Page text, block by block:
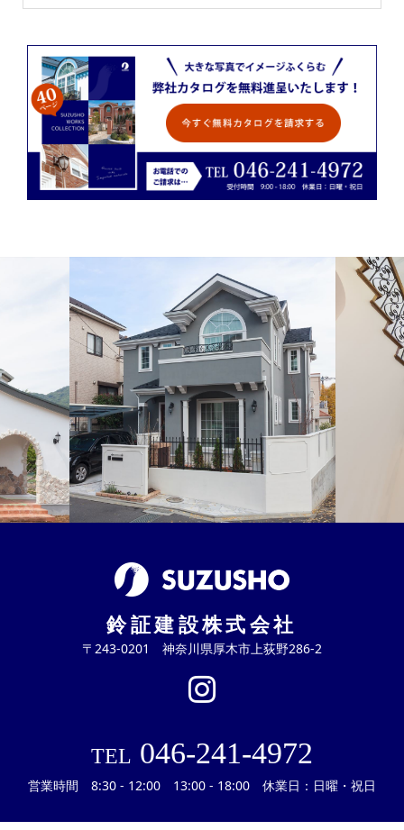
鈴証建設株式会社
〒243-0201 神奈川県厚木市上荻野286-2
TEL 046-241-4972
営業時間 8:30 - 12:00 13:00 - 18:00 休業日：日曜・祝日